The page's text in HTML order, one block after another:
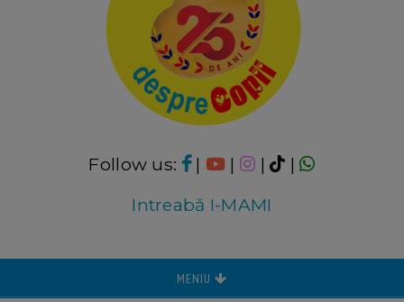
Follow us: | | |
|
Intreabă I-MAMI
MENIU